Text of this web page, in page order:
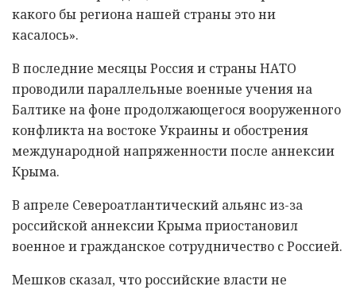
какого бы региона нашей страны это ни
касалось».
В последние месяцы Россия и страны НАТО
проводили параллельные военные учения на
Балтике на фоне продолжающегося вооруженного
конфликта на востоке Украины и обострения
международной напряженности после аннексии
Крыма.
В апреле Североатлантический альянс из-за
российской аннексии Крыма приостановил
военное и гражданское сотрудничество с Россией.
Мешков сказал, что российские власти не